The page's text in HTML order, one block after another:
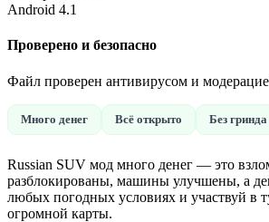
Android 4.1
Проверено и безопасно
Файл проверен антивирусом и
Много денег Всё открыто Без гринда
Russian SUV мод много денег — это
разблокированы, машины улучшены, а
любых погодных условиях и участвуй в
огромной карты.